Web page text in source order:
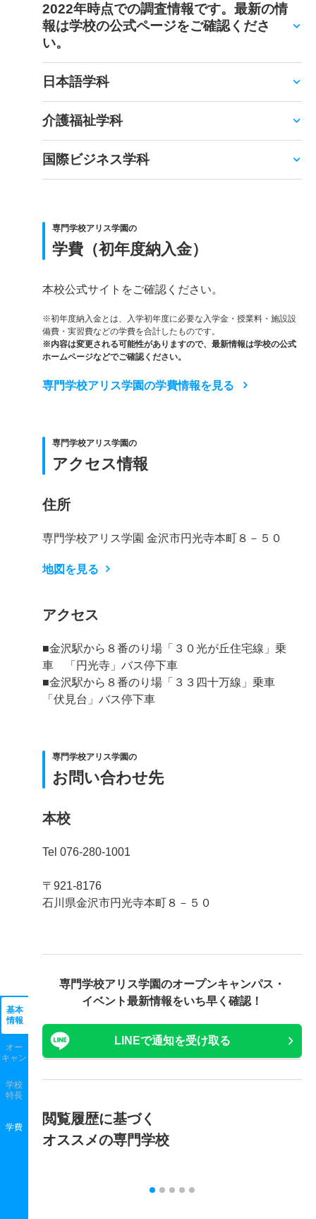
基本
情報
オー
キャン
学校
特長
学費
2022年時点での調査情報です。最新の情
報は学校の公式ページをご確認くださ
い。
日本語学科
介護福祉学科
国際ビジネス学科
専門学校アリス学園の
学費（初年度納入金）
本校公式サイトをご確認ください。
※初年度納入金とは、入学初年度に必要な入学金・授業料・施設設
備費・実習費などの学費を合計したものです。
※内容は変更される可能性がありますので、最新情報は学校の公式
ホームページなどでご確認ください。
専門学校アリス学園の学費情報を見る
専門学校アリス学園の
アクセス情報
住所
専門学校アリス学園 金沢市円光寺本町８－５０
地図を見る
アクセス
■金沢駅から８番のり場「３０光が丘住宅線」乗
車 「円光寺」バス停下車
■金沢駅から８番のり場「３３四十万線」乗車
「伏見台」バス停下車
専門学校アリス学園の
お問い合わせ先
本校
Tel 076-280-1001
〒921-8176
石川県金沢市円光寺本町８－５０
専門学校アリス学園のオープンキャンパス・
イベント最新情報をいち早く確認！
LINEで通知を受け取る
閲覧履歴に基づく
オススメの専門学校